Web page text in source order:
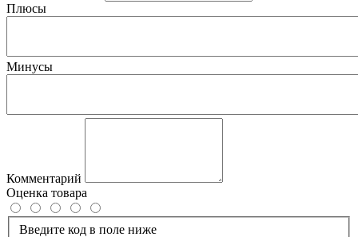
Плюсы
Минусы
Комментарий
Оценка товара
Введите код в поле ниже